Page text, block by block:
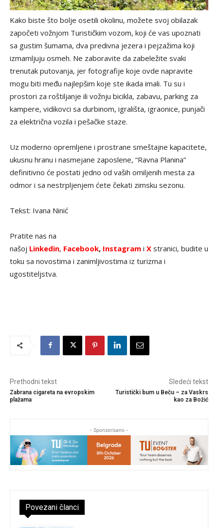
Kako biste što bolje osetili okolinu, možete svoj obilazak
započeti vožnjom Turističkim vozom, koji će vas upoznati
sa gustim šumama, dva predivna jezera i pejzažima koji
izmamljuju osmeh. Ne zaboravite da zabeležite svaki
trenutak putovanja, jer fotografije koje ovde napravite
mogu biti među najlepšim koje ste ikada imali. Tu su i
prostori za roštiljanje ili vožnju bicikla, zabavu, parking za
kampere, vidikovci sa durbinom, igrališta, igraonice, punjači
za električna vozila i pešačke staze.
Uz moderno opremljene i prostrane smeštajne kapacitete,
ukusnu hranu i nasmejane zaposlene, “Ravna Planina”
definitivno će postati jedno od vaših omiljenih mesta za
odmor i sa nestrpljenjem ćete čekati zimsku sezonu.
Tekst: Ivana Ninić
Pratite nas na
našoj Linkedin, Facebook, Instagram i X stranici, budite u
toku sa novostima i zanimljivostima iz turizma i
ugostiteljstva.
Prethodni tekst
Zabrana cigareta na evropskim
plažama
Sledeći tekst
Turistički bum u Beču – za Vaskrs
kao za Božić
- Sponzorisano -
Povezani članci